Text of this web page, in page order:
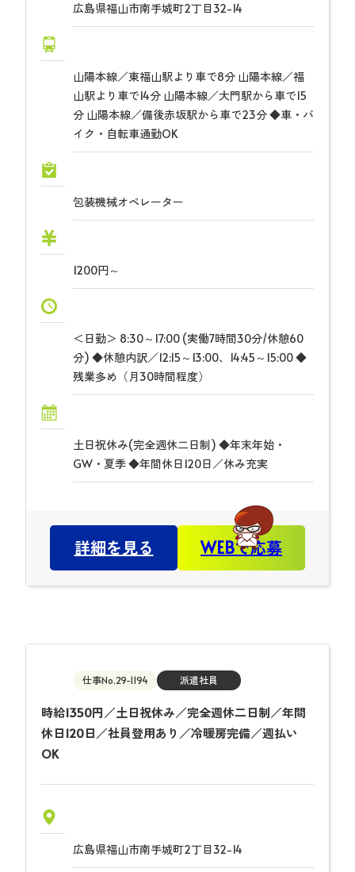
広島県福山市南手城町2丁目32-14
山陽本線／東福山駅より車で8分 山陽本線／福
山駅より車で14分 山陽本線／大門駅から車で15
分 山陽本線／備後赤坂駅から車で23分 ◆車・バ
イク・自転車通勤OK
包装機械オペレーター
1200円～
＜日勤＞ 8:30～17:00 (実働7時間30分/休憩60
分) ◆休憩内訳／12:15～13:00、14:45～15:00 ◆
残業多め（月30時間程度）
土日祝休み(完全週休二日制) ◆年末年始・
GW・夏季 ◆年間休日120日／休み充実
詳細を見る WEBで応募
仕事No.29-1194 派遣社員
時給1350円／土日祝休み／完全週休二日制／年間
休日120日／社員登用あり／冷暖房完備／週払い
OK
広島県福山市南手城町2丁目32-14